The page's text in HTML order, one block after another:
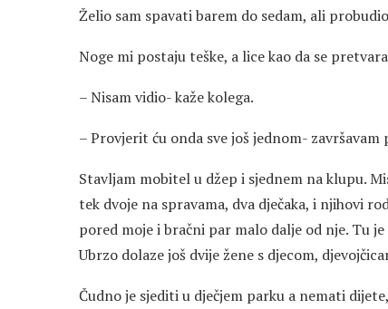
Želio sam spavati barem do sedam, ali
Noge mi postaju teške, a lice kao da se
– Nisam vidio- kaže kolega.
– Provjerit ću onda sve još jednom-
Stavljam mobitel u džep i sjednem na klupu.
tek dvoje na spravama, dva dječaka, i njihovi
pored moje i bračni par malo dalje od nje. Tu
Ubrzo dolaze još dvije žene s djecom,
Čudno je sjediti u dječjem parku a nemati